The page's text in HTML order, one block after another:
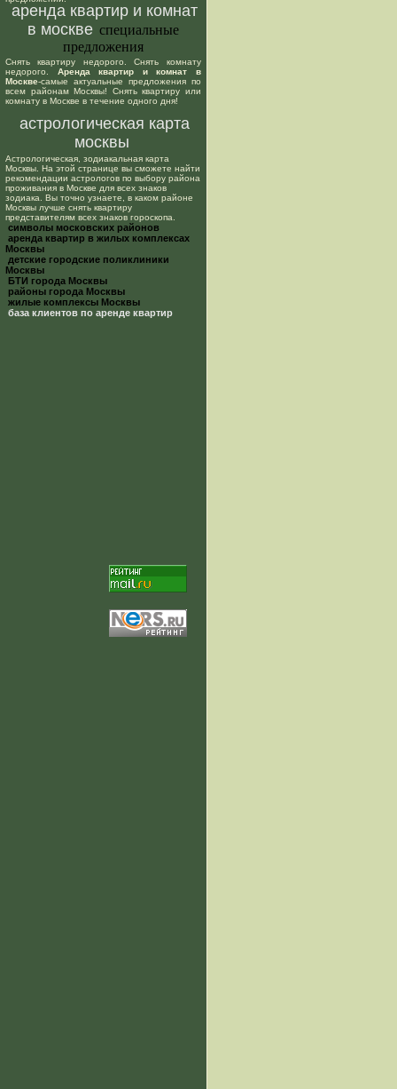
аренда квартир и комнат
в москве специальные
предложения
Снять квартиру недорого. Снять комнату
недорого. Аренда квартир и комнат в
Москве-самые актуальные предложения по
всем районам Москвы! Снять квартиру или
комнату в Москве в течение одного дня!
астрологическая карта
москвы
Астрологическая, зодиакальная карта
Москвы. На этой странице вы сможете найти
рекомендации астрологов по выбору района
проживания в Москве для всех знаков
зодиака. Вы точно узнаете, в каком районе
Москвы лучше снять квартиру
представителям всех знаков гороскопа.
cимволы московских районов
аренда квартир в жилых комплексах
Москвы
детские городские поликлиники
Москвы
БТИ города Москвы
районы города Москвы
жилые комплексы Москвы
база клиентов по аренде квартир